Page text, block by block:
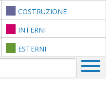
COSTRUZIONE
INTERNI
ESTERNI